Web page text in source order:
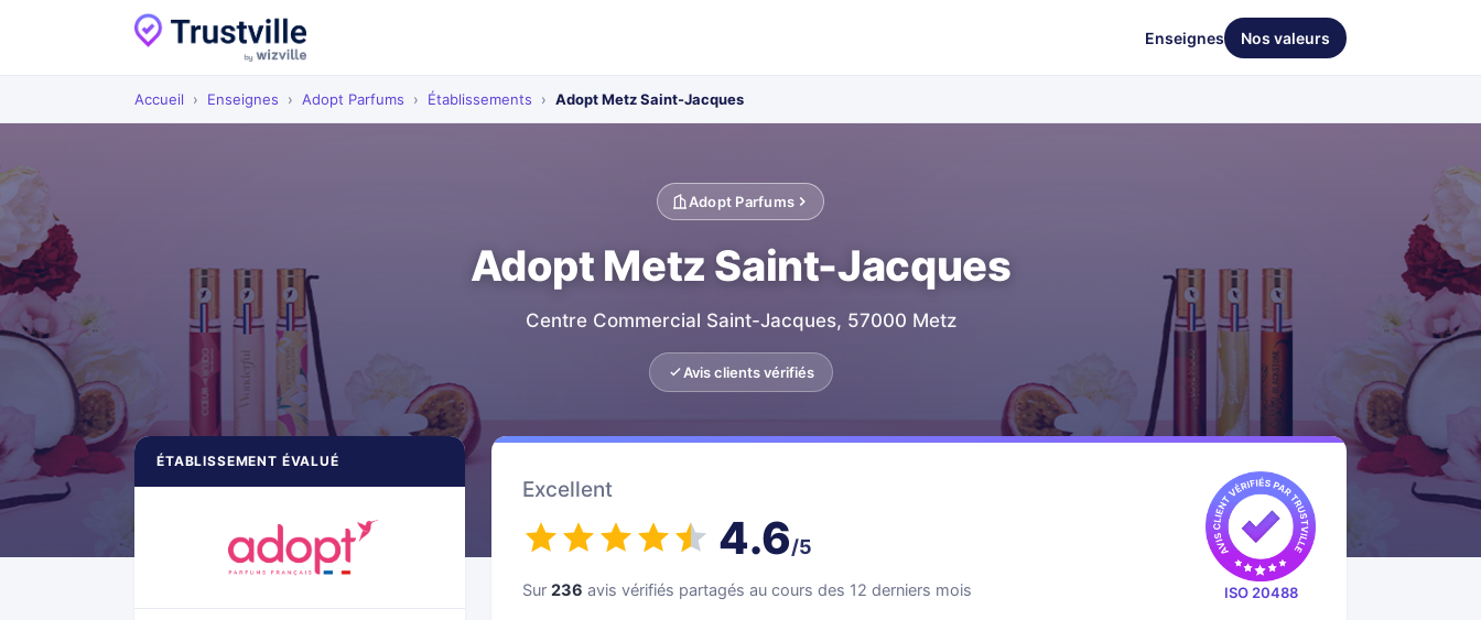
Enseignes Nos valeurs
Accueil › Enseignes › Adopt Parfums › Établissements › Adopt Metz Saint-Jacques
Adopt Parfums
Adopt Metz Saint-Jacques
Centre Commercial Saint-Jacques, 57000 Metz
Avis clients vérifiés
ÉTABLISSEMENT ÉVALUÉ
Excellent
4.6/5
Sur 236 avis vérifiés partagés au cours des 12 derniers mois ISO 20488